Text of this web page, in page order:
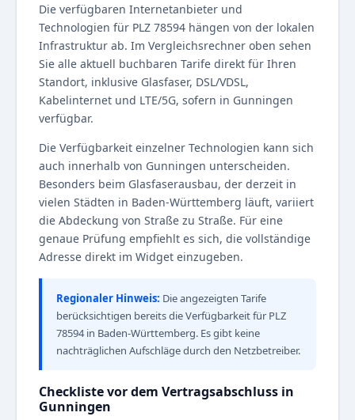
Die verfügbaren Internetanbieter und
Technologien für PLZ 78594 hängen von der lokalen
Infrastruktur ab. Im Vergleichsrechner oben sehen
Sie alle aktuell buchbaren Tarife direkt für Ihren
Standort, inklusive Glasfaser, DSL/VDSL,
Kabelinternet und LTE/5G, sofern in Gunningen
verfügbar.
Die Verfügbarkeit einzelner Technologien kann sich
auch innerhalb von Gunningen unterscheiden.
Besonders beim Glasfaserausbau, der derzeit in
vielen Städten in Baden-Württemberg läuft, variiert
die Abdeckung von Straße zu Straße. Für eine
genaue Prüfung empfiehlt es sich, die vollständige
Adresse direkt im Widget einzugeben.
Regionaler Hinweis: Die angezeigten Tarife
berücksichtigen bereits die Verfügbarkeit für PLZ
78594 in Baden-Württemberg. Es gibt keine
nachträglichen Aufschläge durch den Netzbetreiber.
Checkliste vor dem Vertragsabschluss in
Gunningen